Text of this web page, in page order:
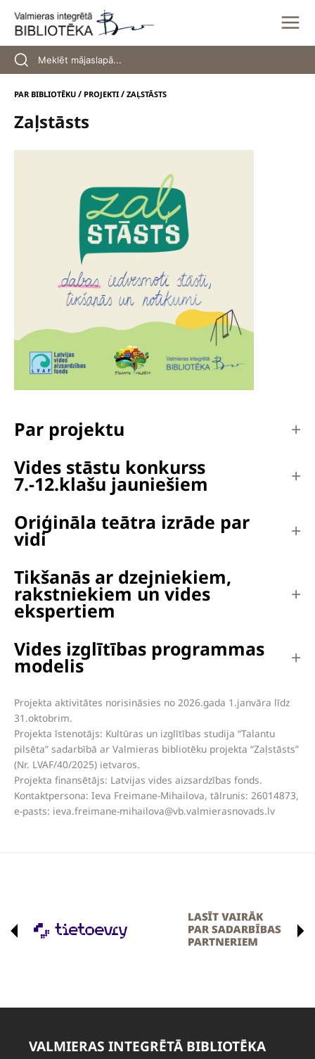
content
PAR BIBLIOTĒKU / PROJEKTI / ZAĻSTĀSTS
Zaļstāsts
Par projektu
Vides stāstu konkurss
7.-12.klašu jauniešiem
Oriģināla teātra izrāde par
vidi
Tikšanās ar dzejniekiem,
rakstniekiem un vides
ekspertiem
Vides izglītības programmas
modelis
Projekta aktivitātes norisināsies no 2026.gada 1.janvāra līdz
31.oktobrim.
Projekta īstenotājs: Kultūras un izglītības studija “Talantu
pilsēta” sadarbībā ar Valmieras bibliotēku projekta “Zaļstāsts”
(Nr. LVAF/40/2025) ietvaros.
Projekta finansētājs: Latvijas vides aizsardzības fonds.
Kontaktpersona: Ieva Freimane-Mihailova, tālrunis: 26014873,
e-pasts: ieva.freimane-mihailova@vb.valmierasnovads.lv
VALMIERAS INTEGRĒTĀ BIBLIOTĒKA